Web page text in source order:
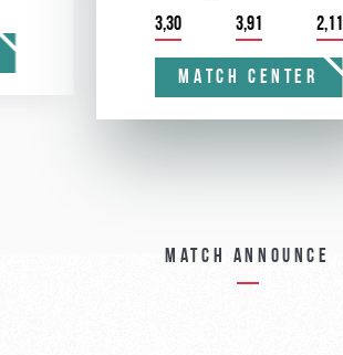
3,30 3,91 2,11
MATCH CENTER
Match announce